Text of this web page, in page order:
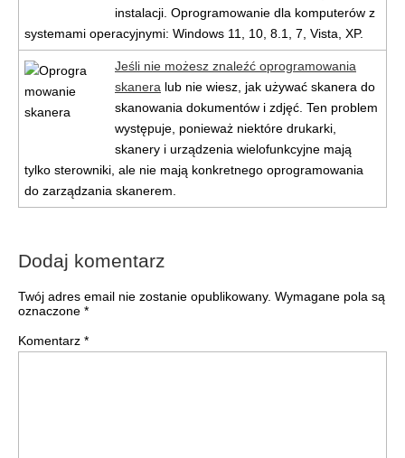
instalacji. Oprogramowanie dla komputerów z
systemami operacyjnymi: Windows 11, 10, 8.1, 7, Vista, XP.
Jeśli nie możesz znaleźć oprogramowania
skanera lub nie wiesz, jak używać skanera do
skanowania dokumentów i zdjęć. Ten problem
występuje, ponieważ niektóre drukarki,
skanery i urządzenia wielofunkcyjne mają
tylko sterowniki, ale nie mają konkretnego oprogramowania
do zarządzania skanerem.
Dodaj komentarz
Twój adres email nie zostanie opublikowany. Wymagane pola są
oznaczone *
Komentarz *